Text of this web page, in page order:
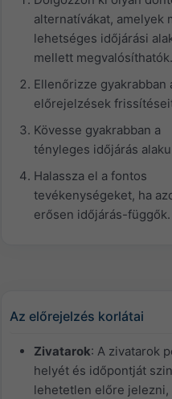
alternatívákat, amelyek
lehetséges időjárási
mellett megvalósíthatók.
Ellenőrizze gyakrabban
előrejelzések
Kövesse gyakrabban a
tényleges időjárás
Halassza el a fontos
tevékenységeket, ha
erősen időjárás-függők.
Az előrejelzés korlátai
Zivatarok: A zivatarok
helyét és időpontját
lehetetlen előre jelezni,